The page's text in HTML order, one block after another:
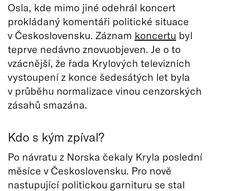
Osla, kde mimo jiné odehrál koncert
prokládaný komentáři politické situace
v Československu. Záznam koncertu byl
teprve nedávno znovuobjeven. Je o to
vzácnější, že řada Krylových televizních
vystoupení z konce šedesátých let byla
v průběhu normalizace vinou cenzorských
zásahů smazána.
Kdo s kým zpíval?
Po návratu z Norska čekaly Kryla poslední
měsíce v Československu. Pro nově
nastupující politickou garnituru se stal